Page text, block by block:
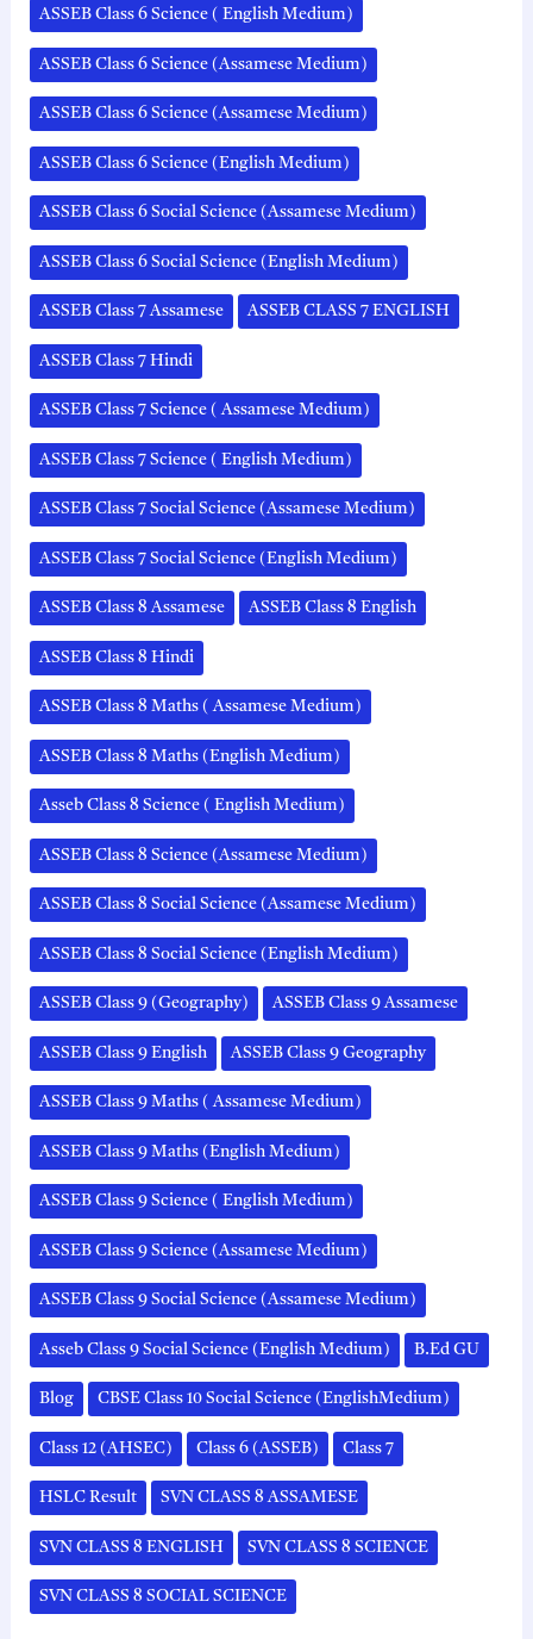
ASSEB Class 6 Science ( English Medium)
ASSEB Class 6 Science (Assamese Medium)
ASSEB Class 6 Science (Assamese Medium)
ASSEB Class 6 Science (English Medium)
ASSEB Class 6 Social Science (Assamese Medium)
ASSEB Class 6 Social Science (English Medium)
ASSEB Class 7 Assamese ASSEB CLASS 7 ENGLISH
ASSEB Class 7 Hindi
ASSEB Class 7 Science ( Assamese Medium)
ASSEB Class 7 Science ( English Medium)
ASSEB Class 7 Social Science (Assamese Medium)
ASSEB Class 7 Social Science (English Medium)
ASSEB Class 8 Assamese ASSEB Class 8 English
ASSEB Class 8 Hindi
ASSEB Class 8 Maths ( Assamese Medium)
ASSEB Class 8 Maths (English Medium)
Asseb Class 8 Science ( English Medium)
ASSEB Class 8 Science (Assamese Medium)
ASSEB Class 8 Social Science (Assamese Medium)
ASSEB Class 8 Social Science (English Medium)
ASSEB Class 9 (Geography) ASSEB Class 9 Assamese
ASSEB Class 9 English ASSEB Class 9 Geography
ASSEB Class 9 Maths ( Assamese Medium)
ASSEB Class 9 Maths (English Medium)
ASSEB Class 9 Science ( English Medium)
ASSEB Class 9 Science (Assamese Medium)
ASSEB Class 9 Social Science (Assamese Medium)
Asseb Class 9 Social Science (English Medium) B.Ed GU
Blog CBSE Class 10 Social Science (EnglishMedium)
Class 12 (AHSEC) Class 6 (ASSEB) Class 7
HSLC Result SVN CLASS 8 ASSAMESE
SVN CLASS 8 ENGLISH SVN CLASS 8 SCIENCE
SVN CLASS 8 SOCIAL SCIENCE